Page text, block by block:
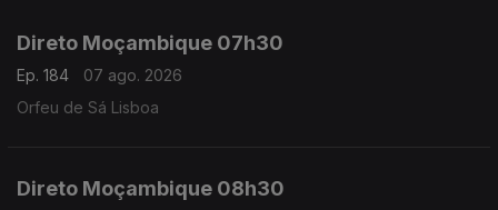
Direto Moçambique 07h30
Ep. 184
07 ago. 2026
Orfeu de Sá Lisboa
Direto Moçambique 08h30